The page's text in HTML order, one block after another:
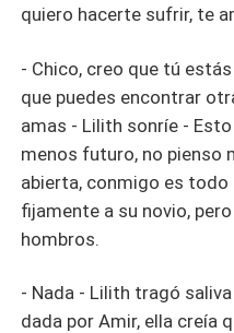
quiero hacerte sufrir, te
- Chico, creo que tú
que puedes encontrar
amas - Lilith sonríe -
menos futuro, no pienso
abierta, conmigo es todo
fijamente a su novio,
hombros.
- Nada - Lilith tragó
dada por Amir, ella creía